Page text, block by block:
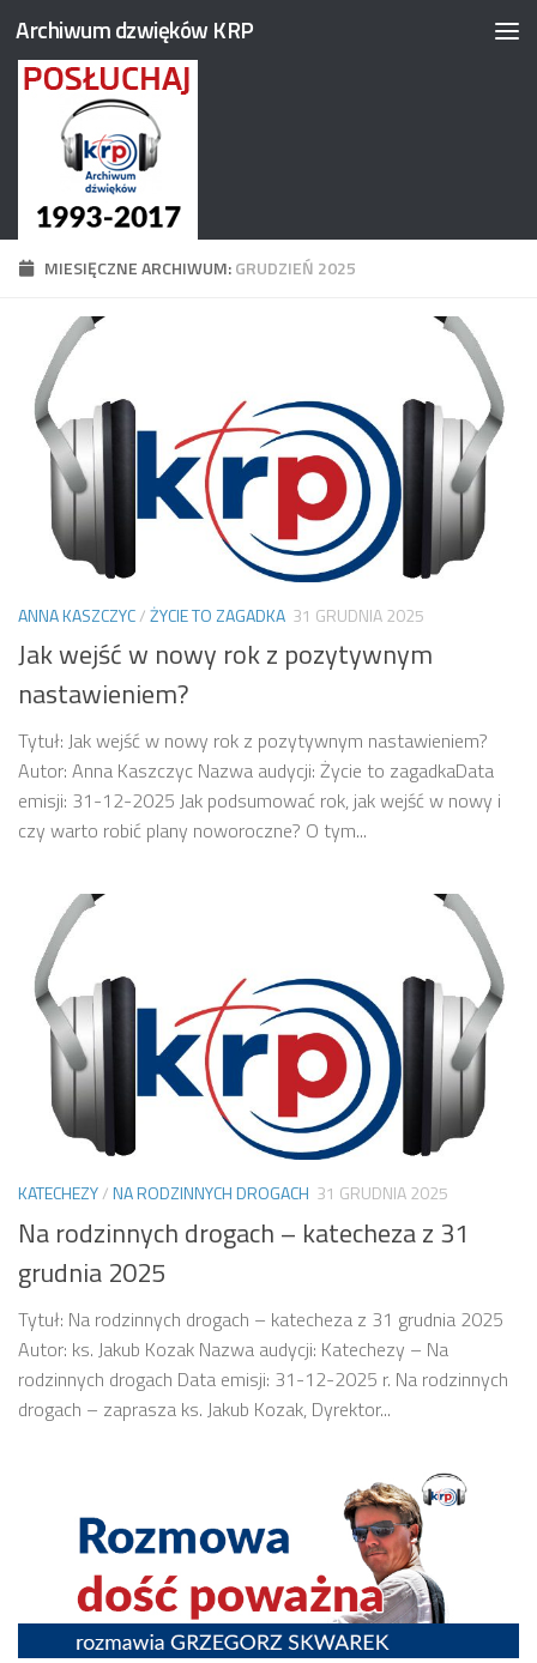
Przejdź do treści
Archiwum dzwięków KRP
MIESIĘCZNE ARCHIWUM:GRUDZIEŃ 2025
ANNA KASZCZYC/ŻYCIE TO ZAGADKA 31 GRUDNIA 2025
Jak wejść w nowy rok z pozytywnym
nastawieniem?
Tytuł: Jak wejść w nowy rok z pozytywnym nastawieniem?
Autor: Anna Kaszczyc Nazwa audycji: Życie to zagadkaData
emisji: 31-12-2025 Jak podsumować rok, jak wejść w nowy i
czy warto robić plany noworoczne? O tym...
KATECHEZY/NA RODZINNYCH DROGACH 31 GRUDNIA 2025
Na rodzinnych drogach – katecheza z 31
grudnia 2025
Tytuł: Na rodzinnych drogach – katecheza z 31 grudnia 2025
Autor: ks. Jakub Kozak Nazwa audycji: Katechezy – Na
rodzinnych drogach Data emisji: 31-12-2025 r. Na rodzinnych
drogach – zaprasza ks. Jakub Kozak, Dyrektor...